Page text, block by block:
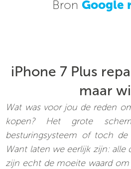
Bron Google
iPhone 7 Plus
maar
Wat was voor jou de reden
kopen? Het grote
besturingsysteem of toch de
Want laten we eerlijk zijn: alle
zijn echt de moeite waard om